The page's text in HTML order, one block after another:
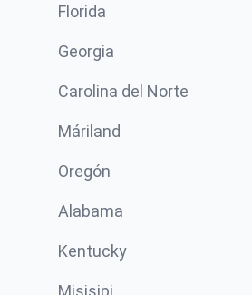
Florida
Georgia
Carolina del Norte
Máriland
Oregón
Alabama
Kentucky
Misisipi